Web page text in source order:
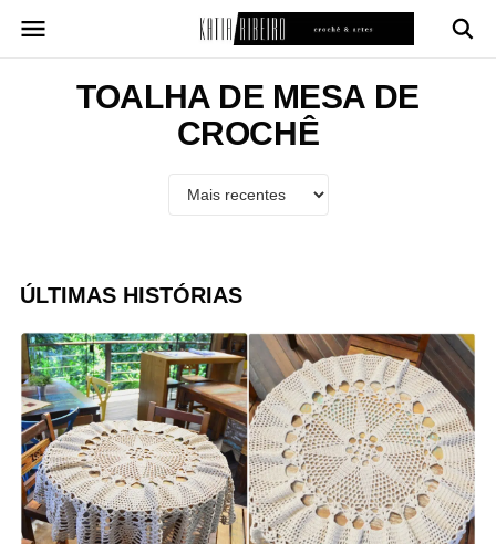
para
TOALHA DE MESA DE
CROCHÊ
ÚLTIMAS HISTÓRIAS